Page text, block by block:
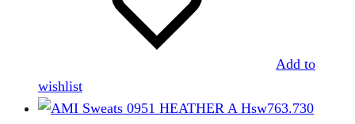
choisies
sur
du
Add to
wishlist